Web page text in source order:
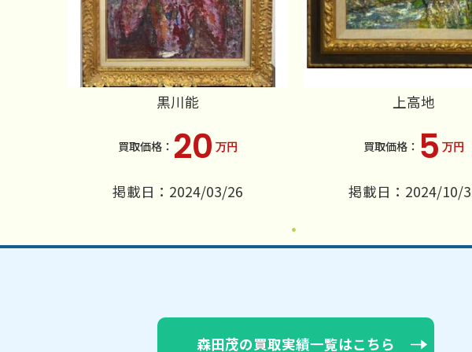
黒川能
20 万円
掲載日：2024/03/26
上高地
5 万円
掲載日：2024/10/
森田茂の買取実績一覧はこちら